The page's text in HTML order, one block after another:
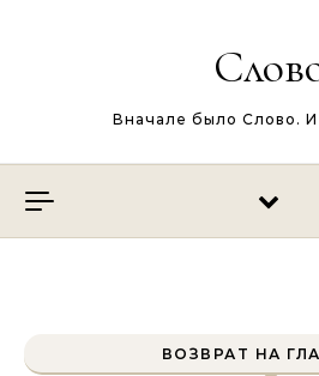
Вначале было Слово.
ВОЗВРАТ НА